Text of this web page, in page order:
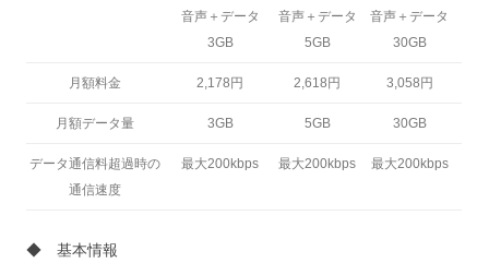
音声＋データ
3GB
音声＋データ
5GB
音声＋データ
30GB
月額料金 2,178円 2,618円 3,058円
月額データ量 3GB 5GB 30GB
データ通信料超過時の
通信速度
最大200kbps 最大200kbps 最大200kbps
◆ 基本情報